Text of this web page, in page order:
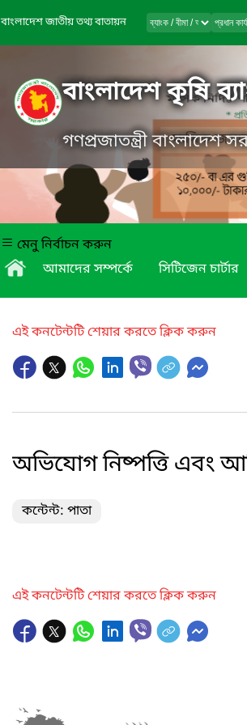
বাংলাদেশ জাতীয় তথ্য বাতায়ন
বাংলাদেশ কৃষি
গণপ্রজাতন্ত্রী বাংলাদেশ
মেনু নির্বাচন করুন
আমাদের সম্পর্কে
সিটিজেন চার্টার
এই কনটেন্টটি শেয়ার করতে ক্লিক করুন
অভিযোগ নিষ্পত্তি এবং
কন্টেন্ট: পাতা
এই কনটেন্টটি শেয়ার করতে ক্লিক করুন